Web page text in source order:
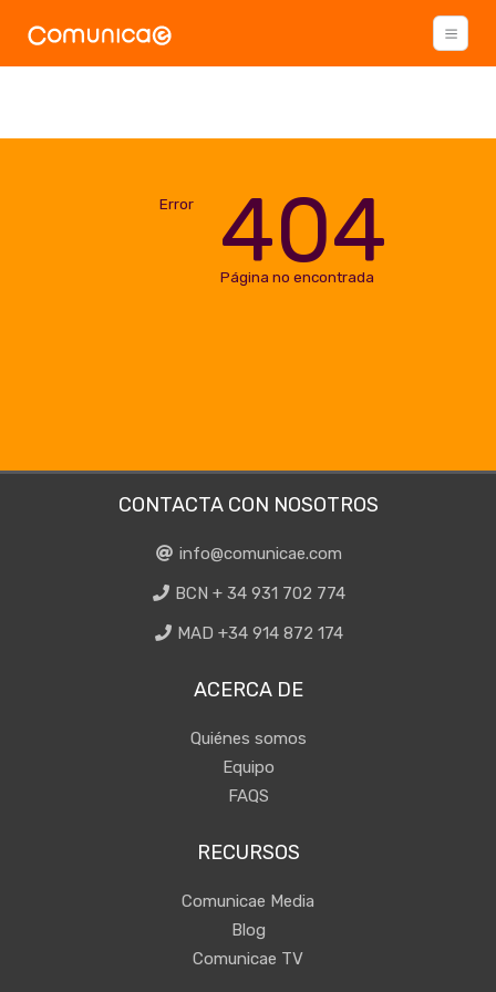
Error 404
Página no encontrada
CONTACTA CON NOSOTROS
info@comunicae.com
BCN + 34 931 702 774
MAD +34 914 872 174
ACERCA DE
Quiénes somos
Equipo
FAQS
RECURSOS
Comunicae Media
Blog
Comunicae TV